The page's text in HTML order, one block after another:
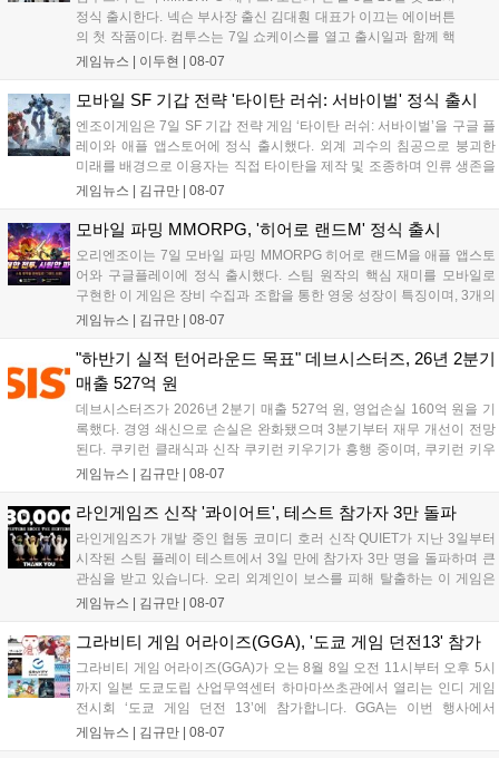
정식 출시한다. 넥슨 부사장 출신 김대훤 대표가 이끄는 에이버튼
의 첫 작품이다. 컴투스는 7일 쇼케이스를 열고 출시일과 함께 핵
심 콘텐츠, 유료화 정책, 운영 방향을 공개했다. 캐릭터명 선점은
의 오만으로 균열이...
게임뉴스 | 이두현 | 08-07
모바일 SF 기갑 전략 '타이탄 러쉬: 서바이벌' 정식 출시
엔조이게임은 7일 SF 기갑 전략 게임 ‘타이탄 러쉬: 서바이벌’을 구글 플
레이와 애플 앱스토어에 정식 출시했다. 외계 괴수의 침공으로 붕괴한
미래를 배경으로 이용자는 직접 타이탄을 제작 및 조종하며 인류 생존을
위한 전투를 펼친다. 지휘관 모집, 피난처 운영, 연맹 협동 콘텐츠가 특징
지원 보상을 제공한다. 상세 내용은 공식 커뮤니티에서 확인 가능하다....
게임뉴스 | 김규만 | 08-07
모바일 파밍 MMORPG, '히어로 랜드M' 정식 출시
오리엔조이는 7일 모바일 파밍 MMORPG 히어로 랜드M을 애플 앱스토
어와 구글플레이에 정식 출시했다. 스팀 원작의 핵심 재미를 모바일로
구현한 이 게임은 장비 수집과 조합을 통한 영웅 성장이 특징이며, 3개의
무기 스킬을 활용한 전략적 전투와 길드전 등 다양한 콘텐츠를 제공한
혜택을 지급하며, 상세 내용은 공식 라운지에서 확인할 수 있다. 이용자
는 게임 접속 및 주요 콘텐츠 플레이를 통해 성장을 지원받을 수 있다....
게임뉴스 | 김규만 | 08-07
"하반기 실적 턴어라운드 목표" 데브시스터즈, 26년 2분기
매출 527억 원
데브시스터즈가 2026년 2분기 매출 527억 원, 영업손실 160억 원을 기
록했다. 경영 쇄신으로 손실은 완화됐으며 3분기부터 재무 개선이 전망
된다. 쿠키런 클래식과 신작 쿠키런 키우기가 흥행 중이며, 쿠키런 키우
기는 13일 첫 업데이트를 시작으로 2주 간격의 콘텐츠를 제공한다. 또한
이다. 회사는 비용 효율화와 신작 흥행을 통해 하반기 실적 턴어라운드
게임뉴스 | 김규만 | 08-07
라인게임즈 신작 '콰이어트', 테스트 참가자 3만 돌파
라인게임즈가 개발 중인 협동 코미디 호러 신작 QUIET가 지난 3일부터
시작된 스팀 플레이 테스트에서 3일 만에 참가자 3만 명을 돌파하며 큰
관심을 받고 있습니다. 오리 외계인이 보스를 피해 탈출하는 이 게임은
최대 4인 협동을 지원하며, 소음 관리와 물리 법칙을 활용한 전략적 플레
을 개선 중이며, 상세 정보는 스팀 페이지에서 확인 가능합니다....
게임뉴스 | 김규만 | 08-07
그라비티 게임 어라이즈(GGA), '도쿄 게임 던전13' 참가
그라비티 게임 어라이즈(GGA)가 오는 8월 8일 오전 11시부터 오후 5시
까지 일본 도쿄도립 산업무역센터 하마마쓰초관에서 열리는 인디 게임
전시회 ‘도쿄 게임 던전 13’에 참가합니다. GGA는 이번 행사에서
‘JALECO ARCADE COLLECTION’ 시리즈의 미공개 작품 12종을 최초
게임뉴스 | 김규만 | 08-07